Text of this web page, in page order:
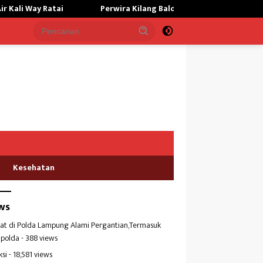
Perwira Kilang Balongan Gelar Doa Bersama, Perkuat Integritas
Kesehatan
di Polda Lampung Alami Pergantian,Termasuk
- 388 views
- 18,581 views